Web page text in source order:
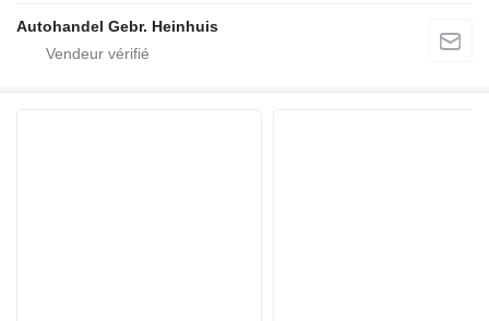
Autohandel Gebr. Heinhuis